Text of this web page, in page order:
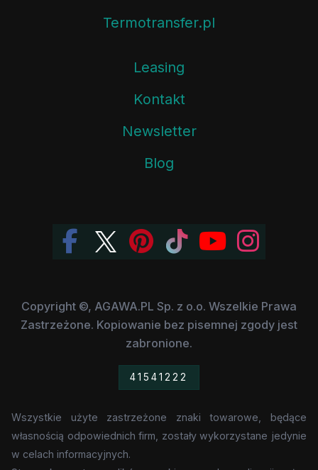
Termotransfer.pl
Leasing
Kontakt
Newsletter
Blog
Copyright ©, AGAWA.PL Sp. z o.o. Wszelkie Prawa
Zastrzeżone. Kopiowanie bez pisemnej zgody jest
zabronione.
41541222
Wszystkie użyte zastrzeżone znaki towarowe, będące
własnością odpowiednich firm, zostały wykorzystane jedynie
w celach informacyjnych.